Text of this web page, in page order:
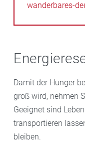
wanderbares-
Damit der Hunger
groß wird, nehmen
Geeignet sind
transportieren
bleiben.